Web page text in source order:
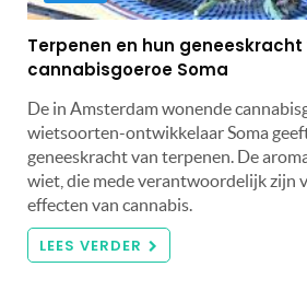
Terpenen en hun geneeskracht
cannabisgoeroe Soma
De in Amsterdam wonende
wietsoorten-ontwikkelaar Soma
geneeskracht van terpenen. De
wiet, die mede verantwoordelijk zijn
effecten van cannabis.
LEES VERDER